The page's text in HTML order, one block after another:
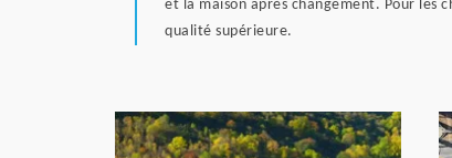
et la maison après changement. Pour les
qualité supérieure.